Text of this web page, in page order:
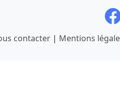
contacter| Mentions